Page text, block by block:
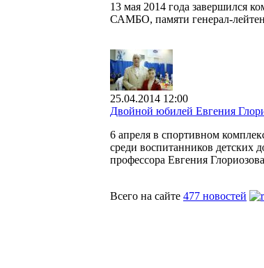
13 мая 2014 года завершился
САМБО, памяти генерал-
25.04.2014 12:00
Двойной юбилей Евгения
6 апреля в спортивном
среди воспитанников детских
профессора Евгения
Всего на сайте 477 новостей